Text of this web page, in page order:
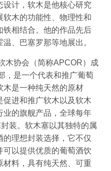
计，软木是他核心研究
木的功能性、物理性和
铁相结合。他的作品先后
、巴塞罗那等地展出。
木协会（简称APCOR）成
，是一个代表和推广葡萄
木是一种纯天然的原材
进和推广软木以及软木
业的旗舰产品，全球每年
装。软木塞以其独特的属
理想封装选择，它不仅
以提供优质的葡萄酒饮
材料，具有纯天然、可重